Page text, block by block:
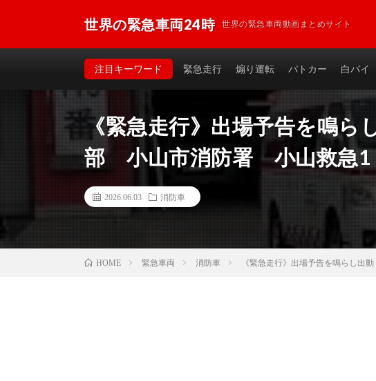
世界の緊急車両24時 世界の緊急車両動画まとめサイト
注目キーワード 緊急走行 煽り運転 パトカー 白バイ
《緊急走行》出場予告を鳴ら
部 小山市消防署 小山救急1
2026.06.03 消防車
HOME 緊急車両 消防車 《緊急走行》出場予告を鳴らし